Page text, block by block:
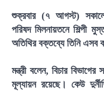
শুক্রবার (৭ আগস্ট)
পরিষদ মিলনায়তনে শিল্পী
অতিথির বক্তব্যে তিনি এসব
মন্ত্রী বলেন, বিচার
মূল্যায়ন রয়েছে। কেউ